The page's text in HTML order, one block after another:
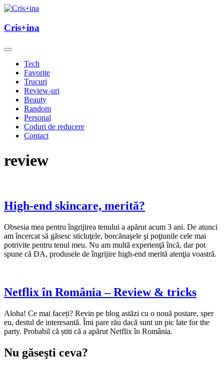
Skip
content
Cris+ina
Cris+ina
Tech
Favorite
Trucuri
Review-uri
Beauty
Random
Personal
Coduri de reducere
Contact
review
High-end skincare, merită?
Obsesia mea pentru îngrijirea tenului a apărut acum 3 ani. De atunci
am încercat să găsesc sticluţele, borcănaşele şi poţiunile cele mai
potrivite pentru tenul meu. Nu am multă experienţă încă, dar pot
spune că DA, produsele de îngrijire high-end merită atenţia voastră.
Netflix în România – Review & tricks
Aloha! Ce mai faceți? Revin pe blog astăzi cu o nouă postare, sper
eu, destul de interesantă. Îmi pare rău dacă sunt un pic late for the
party. Probabil că știti că a apărut Netflix în România.
Nu găseşti ceva?